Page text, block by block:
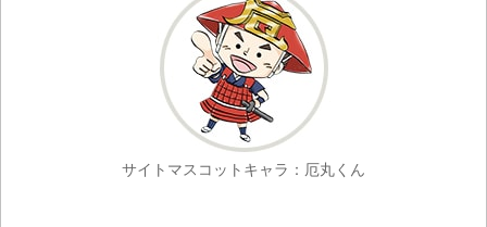
サイトマスコットキャラ：厄丸くん